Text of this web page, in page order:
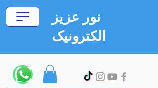
نور عزیز
الکترونیک